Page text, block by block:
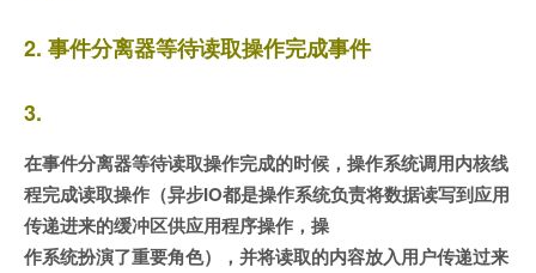
2. 事件分离器等待读取操作完成事件
3.
在事件分离器等待读取操作完成的时候，操作系统调用内核线
程完成读取操作（异步IO都是操作系统负责将数据读写到应用
传递进来的缓冲区供应用程序操作，操
作系统扮演了重要角色），并将读取的内容放入用户传递过来